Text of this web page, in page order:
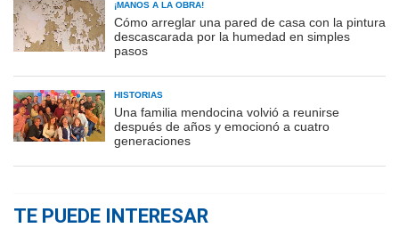
¡MANOS A LA OBRA!
Cómo arreglar una pared de casa con la pintura
descascarada por la humedad en simples
pasos
HISTORIAS
Una familia mendocina volvió a reunirse
después de años y emocionó a cuatro
generaciones
TE PUEDE INTERESAR